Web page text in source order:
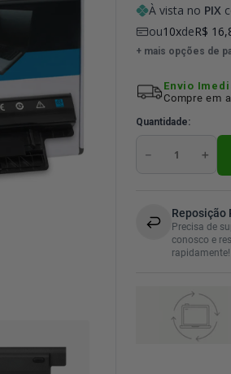
À vista no PIX
ou10 deR$ 16,
+ mais opções de
Envio
Compre em
Quantidade
＋
－
Reposição
Precisa de
conosco e
rapidamente!